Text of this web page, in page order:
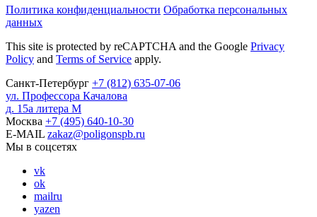
Политика конфиденциальности Обработка персональных
данных
This site is protected by reCAPTCHA and the Google Privacy
Policy and Terms of Service apply.
Санкт-Петербург +7 (812) 635-07-06
ул. Профессора Качалова
д. 15а литера М
Москва +7 (495) 640-10-30
E-MAIL zakaz@poligonspb.ru
Мы в соцсетях
vk
ok
mailru
yazen